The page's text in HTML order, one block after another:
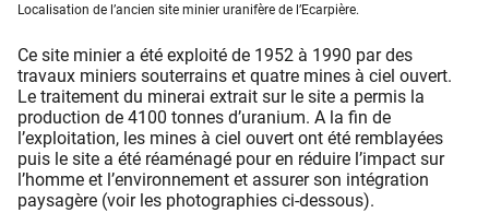
Localisation de l’ancien site minier uranifère de l’Ecarpière.
Ce site minier a été exploité de 1952 à 1990 par des
travaux miniers souterrains et quatre mines à ciel ouvert.
Le traitement du minerai extrait sur le site a permis la
production de 4100 tonnes d’uranium. A la fin de
l’exploitation, les mines à ciel ouvert ont été remblayées
puis le site a été réaménagé pour en réduire l’impact sur
l’homme et l’environnement et assurer son intégration
paysagère (voir les photographies ci-dessous).